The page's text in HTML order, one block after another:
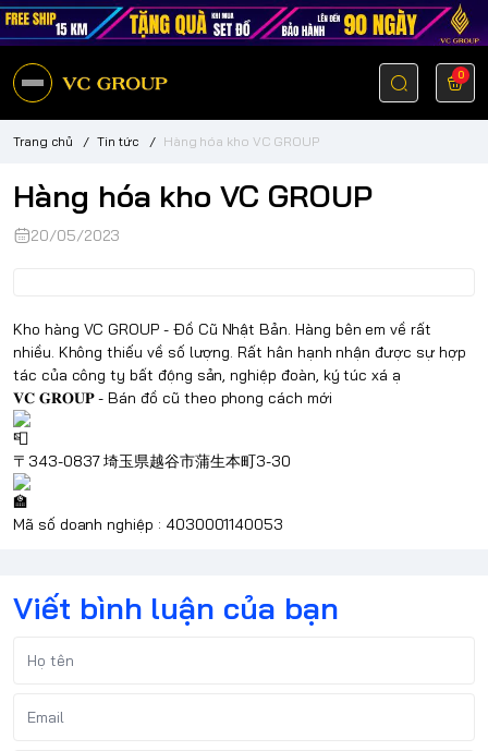
0
Trang chủ / Tin tức / Hàng hóa kho VC GROUP
Hàng hóa kho VC GROUP
20/05/2023
Kho hàng VC GROUP - Đồ Cũ NhậtBản. Hàng bên em về rất
nhiều. Không thiếu về số lượng. Rất hân hạnh nhận được sự hợp
tác của công ty bất động sản, nghiệp đoàn, ký túc xá ạ
𝐕𝐂 𝐆𝐑𝐎𝐔𝐏 - Bán đồ cũ theo phong cách mới
〒343-0837 埼玉県越谷市蒲生本町3-30
Mã số doanh nghiệp : 4030001140053
Viết bình luận của bạn